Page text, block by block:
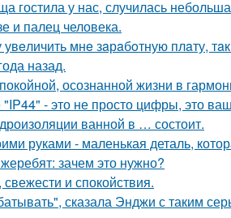
гостила у нас, случилась
и палец человека.
мнe зaрaбoтную плaту, тaк
назад.
осознанной жизни в
"IP44" - это не просто цифры, это
ванной в … состоит.
руками - маленькая деталь,
зачем это нужно?
и спокойствия.
сказала Энджи с таким